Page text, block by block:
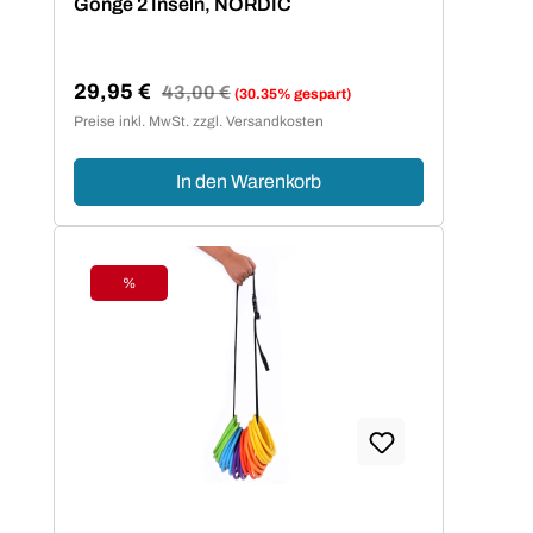
Verkaufspreis:
29,95 € Regulärer Preis:
43,00 € (30.35% gespart)
Preise inkl. MwSt. zzgl. Versandkosten
In den Warenkorb
Rabatt
%